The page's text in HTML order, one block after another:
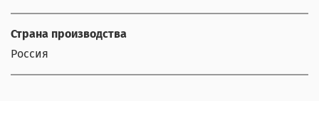
Страна производства
Россия